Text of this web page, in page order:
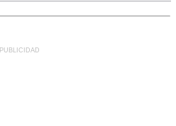
PUBLICIDAD